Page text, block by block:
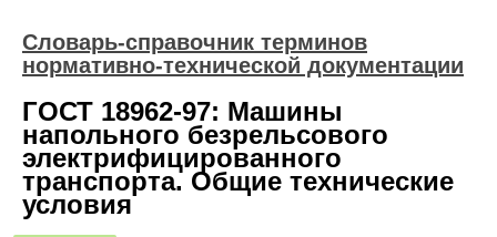
Словарь-справочник терминов
нормативно-технической документации
ГОСТ 18962-97: Машины
напольного безрельсового
электрифицированного
транспорта. Общие технические
условия